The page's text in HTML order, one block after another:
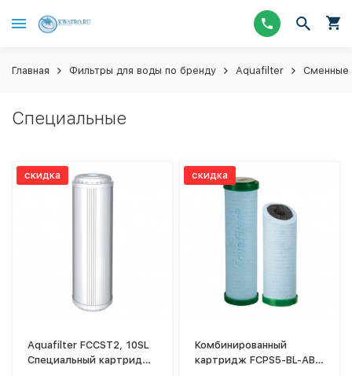
Главная Фильтры для воды по бренду Aquafilter Сменные
Специальные
скидка
Aquafilter FCCST2, 10SL
Специальный картридж
скидка
Комбинированный
картридж FCPS5-BL-AB